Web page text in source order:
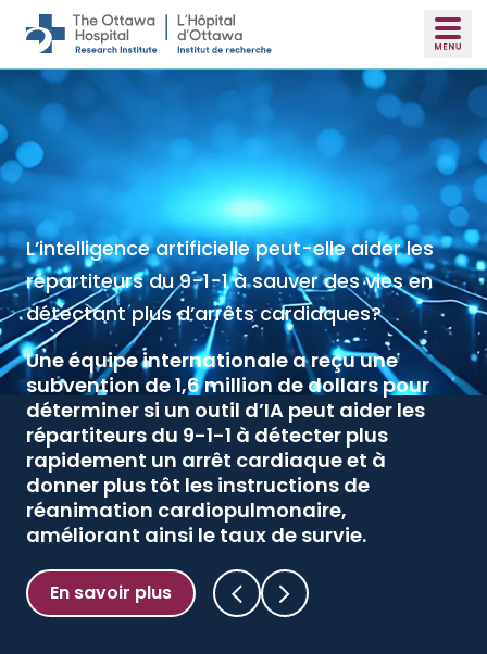
Skip to main content
L’intelligence artificielle peut-elle aider les
répartiteurs du 9-1-1 à sauver des vies en
détectant plus d’arrêts cardiaques?
Une équipe internationale a reçu une
subvention de 1,6 million de dollars pour
déterminer si un outil d’IA peut aider les
répartiteurs du 9-1-1 à détecter plus
rapidement un arrêt cardiaque et à
donner plus tôt les instructions de
réanimation cardiopulmonaire,
améliorant ainsi le taux de survie.
En savoir plus
Un médicament peu coûteux à administrer
dans la plupart des chirurgies lourdes pour
prévenir les transfusions sanguines
Selon une étude publiée dans le NEJM, un
médicament courant pourrait réduire les
pertes sanguines et le recours aux
transfusions et ainsi entraîner des
économies.
En savoir plus